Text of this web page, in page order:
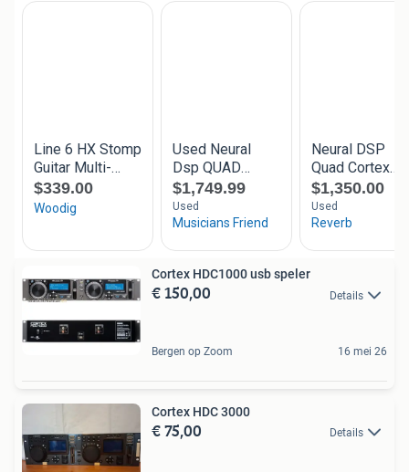
Cortex HDC1000 usb speler
€ 150,00 Details
Bergen op Zoom 16 mei 26
Cortex HDC 3000
€ 75,00 Details